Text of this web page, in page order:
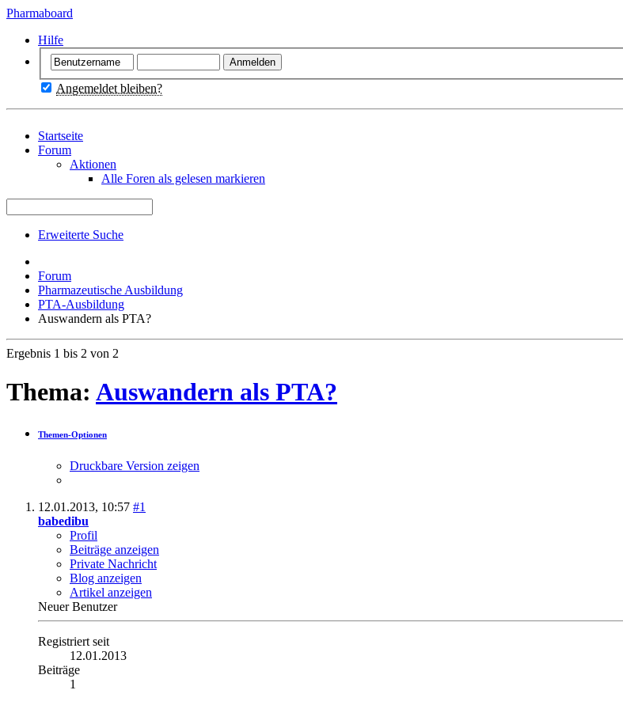
Pharmaboard
Hilfe
Angemeldet bleiben?
Startseite
Forum
Aktionen
Alle Foren als gelesen markieren
Erweiterte Suche
Forum
Pharmazeutische Ausbildung
PTA-Ausbildung
Auswandern als PTA?
Ergebnis 1 bis 2 von 2
Thema: Auswandern als PTA?
Themen-Optionen
Druckbare Version zeigen
12.01.2013, 10:57 #1
babedibu
Profil
Beiträge anzeigen
Private Nachricht
Blog anzeigen
Artikel anzeigen
Neuer Benutzer
Registriert seit
12.01.2013
Beiträge
1